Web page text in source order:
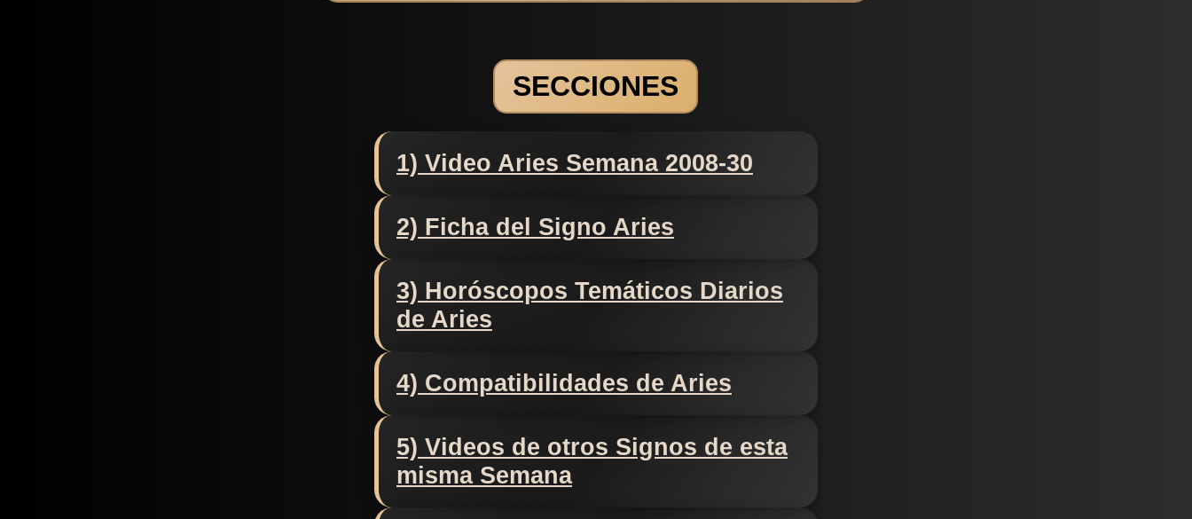
SECCIONES
1) Video Aries Semana 2008-30
2) Ficha del Signo Aries
3) Horóscopos Temáticos Diarios
de Aries
4) Compatibilidades de Aries
5) Videos de otros Signos de esta
misma Semana